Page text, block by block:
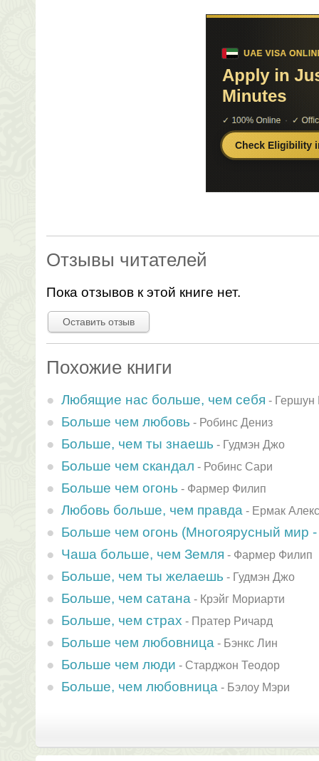
Отзывы читателей
Пока отзывов к этой книге нет.
Оставить отзыв
Похожие книги
Любящие нас больше, чем себя - Гершун
Больше чем любовь - Робинс Дениз
Больше, чем ты знаешь - Гудмэн Джо
Больше чем скандал - Робинс Сари
Больше чем огонь - Фармер Филип
Любовь больше, чем правда - Ермак
Больше чем огонь (Многоярусный мир
Чаша больше, чем Земля - Фармер Филип
Больше, чем ты желаешь - Гудмэн Джо
Больше, чем сатана - Крэйг Мориарти
Больше, чем страх - Пратер Ричард
Больше чем любовница - Бэнкс Лин
Больше чем люди - Старджон Теодор
Больше, чем любовница - Бэлоу Мэри